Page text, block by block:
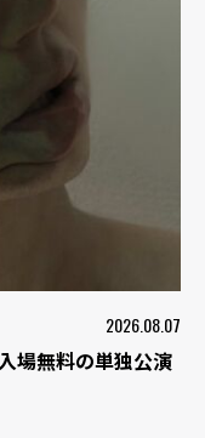
2026.08.07
場無料の単独公演